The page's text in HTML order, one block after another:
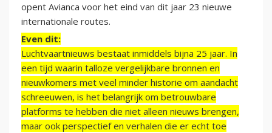
opent Avianca voor het eind van dit jaar 23 nieuwe
internationale routes.
Even dit:
Luchtvaartnieuws bestaat inmiddels bijna 25 jaar. In
een tijd waarin talloze vergelijkbare bronnen en
nieuwkomers met veel minder historie om aandacht
schreeuwen, is het belangrijk om betrouwbare
platforms te hebben die niet alleen nieuws brengen,
maar ook perspectief en verhalen die er echt toe